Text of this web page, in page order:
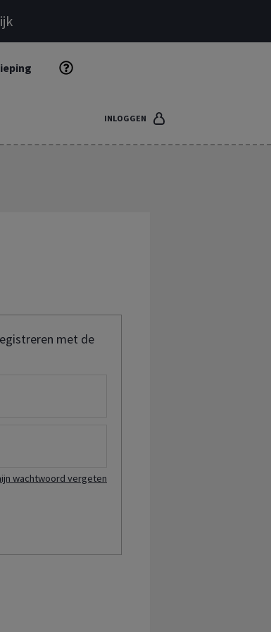
INLOGGEN
met de
wachtwoord vergeten